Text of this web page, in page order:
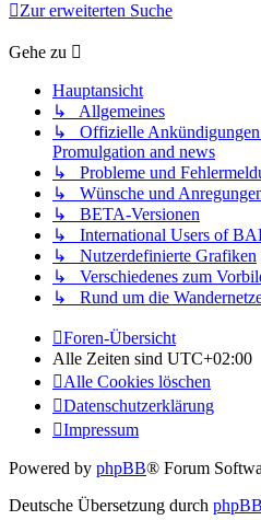
Zur erweiterten Suche
Gehe zu
Hauptansicht
↳ Allgemeines
↳ Offizielle Ankündigungen
Promulgation and news
↳ Probleme und
↳ Wünsche und
↳ BETA-Versionen
↳ International Users of
↳ Nutzerdefinierte Grafiken
↳ Verschiedenes zum
↳ Rund um die
Foren-Übersicht
Alle Zeiten sind UTC+02:00
Alle Cookies löschen
Datenschutzerklärung
Impressum
Powered by phpBB® Forum
Deutsche Übersetzung durch